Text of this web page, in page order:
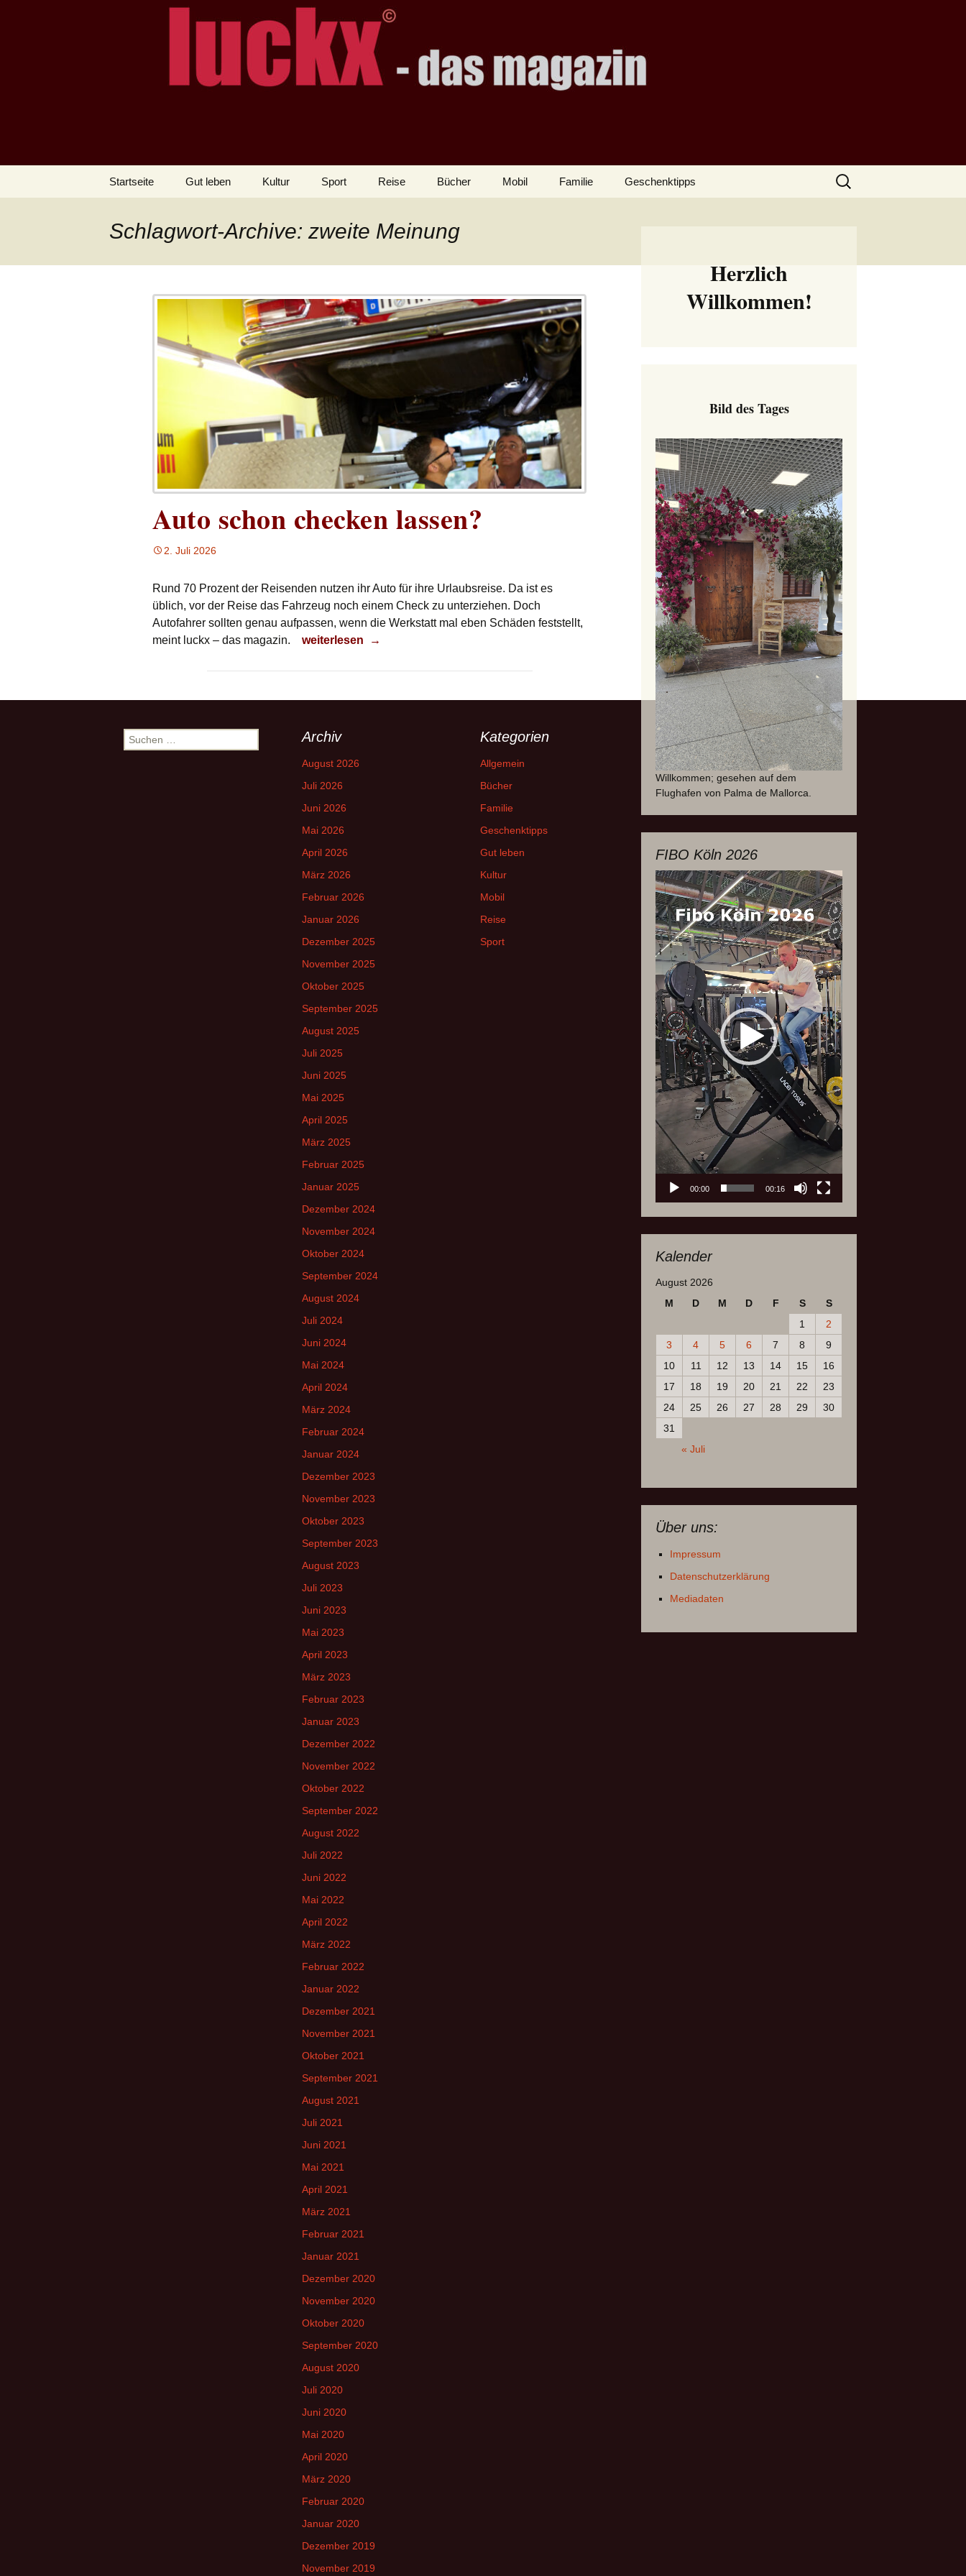
LUCKX
– das Magazin
Startseite Gut leben Kultur Sport Reise Bücher Mobil Familie Geschenktipps
Suchen
nach:
Schlagwort-Archive: zweite Meinung
Auto schon checken lassen?
2. Juli 2026
Rund 70 Prozent der Reisenden nutzen ihr Auto für ihre Urlaubsreise. Da ist es
üblich, vor der Reise das Fahrzeug noch einem Check zu unterziehen. Doch
Autofahrer sollten genau aufpassen, wenn die Werkstatt mal eben Schäden feststellt,
meint luckx – das magazin.
Auto schon checken lassen?
weiterlesen →
Herzlich
Willkommen!
Bild des Tages
Willkommen; gesehen auf dem
Flughafen von Palma de Mallorca.
FIBO Köln 2026
Video-
Player
00:00 00:16
Kalender
August 2026
M
D M D F S
S
1
2
3
4 5 6 7 8
9
10
11 12 13 14 15
16
17
18 19 20 21 22
23
24
25 26 27 28 29
30
31
« Juli
Über uns:
Impressum
Datenschutzerklärung
Mediadaten
Suchen
nach:
Archiv
August 2026
Juli 2026
Juni 2026
Mai 2026
April 2026
März 2026
Februar 2026
Januar 2026
Dezember 2025
November 2025
Oktober 2025
September 2025
August 2025
Juli 2025
Juni 2025
Mai 2025
April 2025
März 2025
Februar 2025
Januar 2025
Dezember 2024
November 2024
Oktober 2024
September 2024
August 2024
Juli 2024
Juni 2024
Mai 2024
April 2024
März 2024
Februar 2024
Januar 2024
Dezember 2023
November 2023
Oktober 2023
September 2023
August 2023
Juli 2023
Juni 2023
Mai 2023
April 2023
März 2023
Februar 2023
Januar 2023
Dezember 2022
November 2022
Oktober 2022
September 2022
August 2022
Juli 2022
Juni 2022
Mai 2022
April 2022
März 2022
Februar 2022
Januar 2022
Dezember 2021
November 2021
Oktober 2021
September 2021
August 2021
Juli 2021
Juni 2021
Mai 2021
April 2021
März 2021
Februar 2021
Januar 2021
Dezember 2020
November 2020
Oktober 2020
September 2020
August 2020
Juli 2020
Juni 2020
Mai 2020
April 2020
März 2020
Februar 2020
Januar 2020
Dezember 2019
November 2019
Kategorien
Allgemein
Bücher
Familie
Geschenktipps
Gut leben
Kultur
Mobil
Reise
Sport